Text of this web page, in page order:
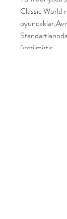
Classic World
üretilmiştir,